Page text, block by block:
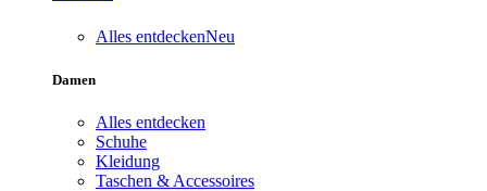
Alles entdeckenNeu
Damen
Alles entdecken
Schuhe
Kleidung
Taschen & Accessoires